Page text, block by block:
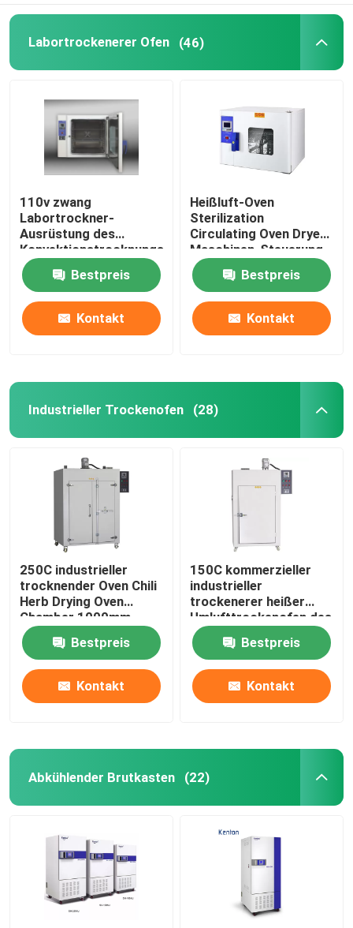
Labortrockenerer Ofen (46)
110v zwang
Labortrockner-
Ausrüstung des
Konvektionstrocknungs-
Ofen-60Hz
thermostatische
Bestpreis
Kontakt
Heißluft-Oven
Sterilization
Circulating Oven Dryer-
Maschinen-Steuerung
DHG
Bestpreis
Kontakt
Industrieller Trockenofen (28)
250C industrieller
trocknender Oven Chili
Herb Drying Oven
Chamber 1000mm
Bestpreis
Kontakt
150C kommerzieller
industrieller
trockenerer heißer
Umlufttrockenofen des
Ofen-5kw
Bestpreis
Kontakt
Abkühlender Brutkasten (22)